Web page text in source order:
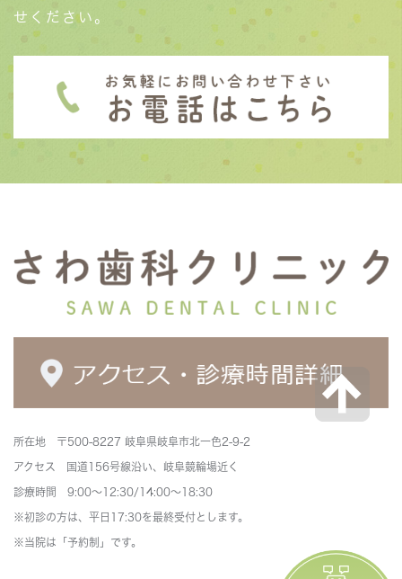
せください。
所在地 〒500-8227 岐阜県岐阜市北一色2-9-2
アクセス 国道156号線沿い、岐阜競輪場近く
診療時間 9:00～12:30/14:00～18:30
※初診の方は、平日17:30を最終受付とします。
※当院は「予約制」です。